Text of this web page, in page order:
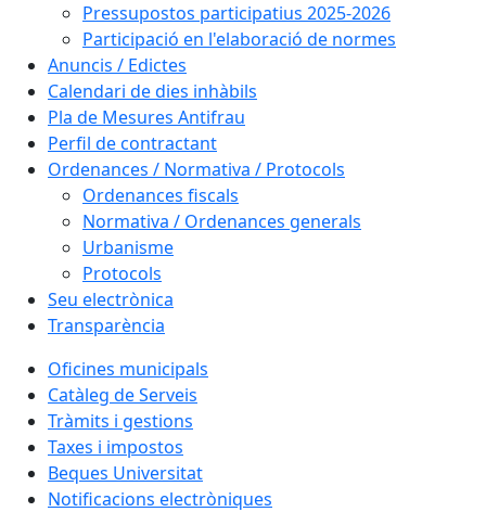
Pressupostos participatius 2025-2026
Participació en l'elaboració de normes
Anuncis / Edictes
Calendari de dies inhàbils
Pla de Mesures Antifrau
Perfil de contractant
Ordenances / Normativa / Protocols
Ordenances fiscals
Normativa / Ordenances generals
Urbanisme
Protocols
Seu electrònica
Transparència
Oficines municipals
Catàleg de Serveis
Tràmits i gestions
Taxes i impostos
Beques Universitat
Notificacions electròniques